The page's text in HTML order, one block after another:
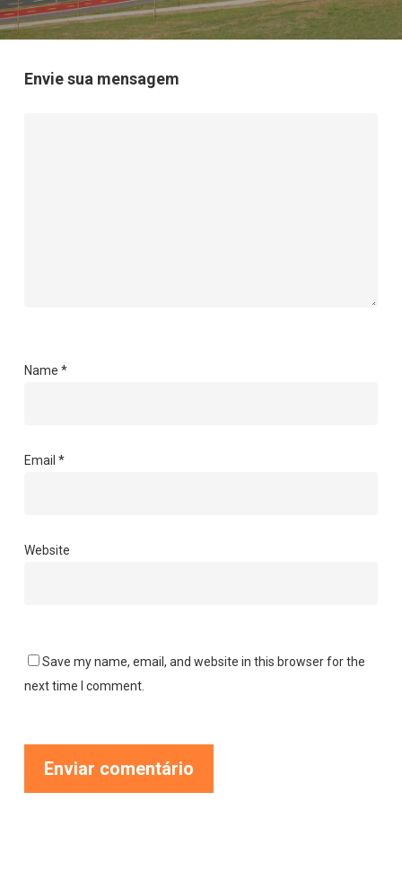
Envie sua mensagem
Name *
Email *
Website
Save my name, email, and website in this browser for the
next time I comment.